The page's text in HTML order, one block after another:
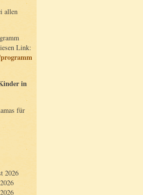
allen
Link:
in
für
2026